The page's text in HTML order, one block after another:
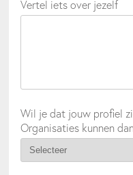
Vertel iets over jezelf
Wil je dat jouw profiel
Organisaties kunnen